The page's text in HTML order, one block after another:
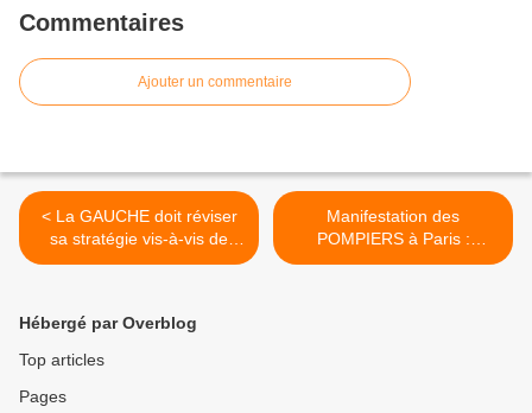
Commentaires
Ajouter un commentaire
< La GAUCHE doit réviser
sa stratégie vis-à-vis de
l’UNION EUROPÉENNE
Manifestation des
POMPIERS à Paris :
hospitalisé, un pompier
Hébergé par Overblog
Top articles
Pages